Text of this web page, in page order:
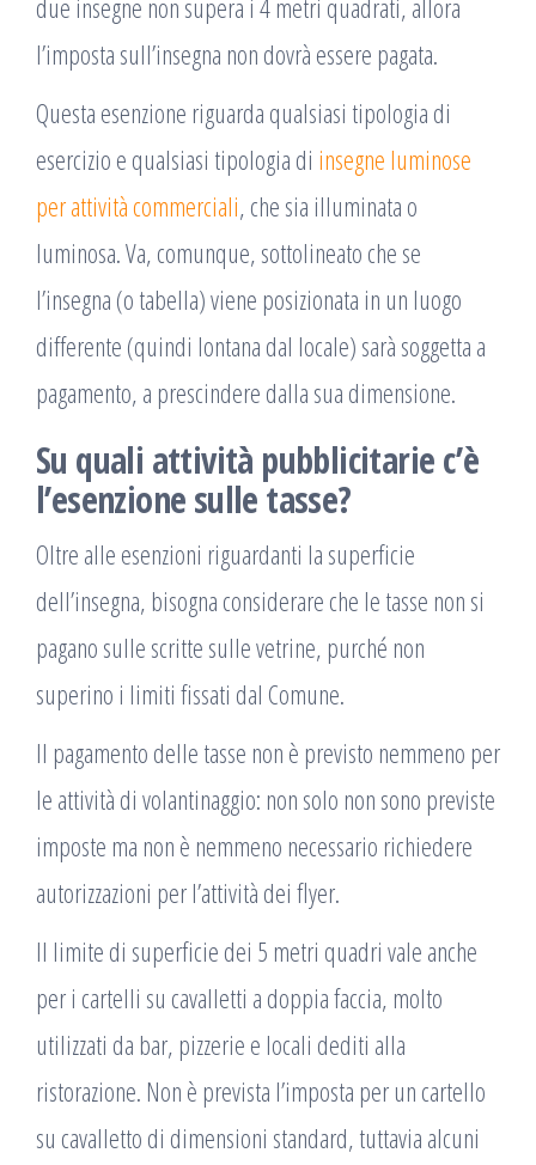
due insegne non supera i 4 metri quadrati, allora
l’imposta sull’insegna non dovrà essere pagata.
Questa esenzione riguarda qualsiasi tipologia di
esercizio e qualsiasi tipologia di insegne luminose
per attività commerciali, che sia illuminata o
luminosa. Va, comunque, sottolineato che se
l’insegna (o tabella) viene posizionata in un luogo
differente (quindi lontana dal locale) sarà soggetta a
pagamento, a prescindere dalla sua dimensione.
Su quali attività pubblicitarie c’è
l’esenzione sulle tasse?
Oltre alle esenzioni riguardanti la superficie
dell’insegna, bisogna considerare che le tasse non si
pagano sulle scritte sulle vetrine, purché non
superino i limiti fissati dal Comune.
Il pagamento delle tasse non è previsto nemmeno per
le attività di volantinaggio: non solo non sono previste
imposte ma non è nemmeno necessario richiedere
autorizzazioni per l’attività dei flyer.
Il limite di superficie dei 5 metri quadri vale anche
per i cartelli su cavalletti a doppia faccia, molto
utilizzati da bar, pizzerie e locali dediti alla
ristorazione. Non è prevista l’imposta per un cartello
su cavalletto di dimensioni standard, tuttavia alcuni